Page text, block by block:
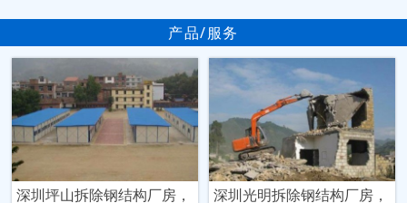
产品/服务
深圳坪山拆除钢结构厂房，
深圳光明拆除钢结构厂房，